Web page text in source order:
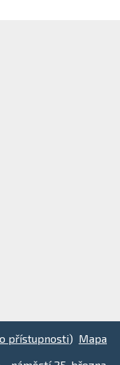
přístupnosti) Mapa